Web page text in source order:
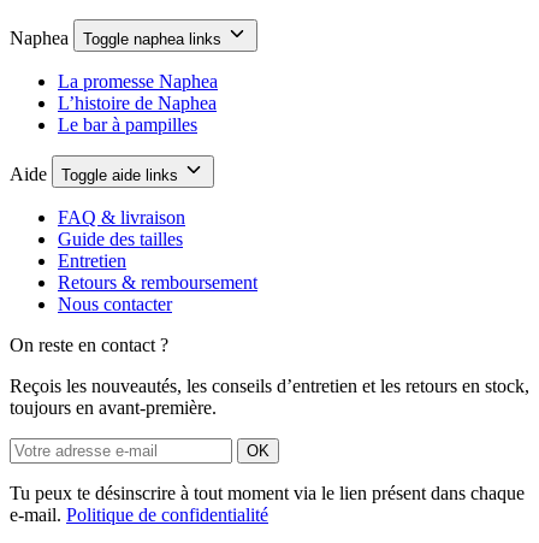
Naphea Toggle naphea links
La promesse Naphea
L’histoire de Naphea
Le bar à pampilles
Aide Toggle aide links
FAQ & livraison
Guide des tailles
Entretien
Retours & remboursement
Nous contacter
On reste en contact ?
Reçois les nouveautés, les conseils d’entretien et les retours en stock,
toujours en avant-première.
OK
Tu peux te désinscrire à tout moment via le lien présent dans chaque
e-mail. Politique de confidentialité